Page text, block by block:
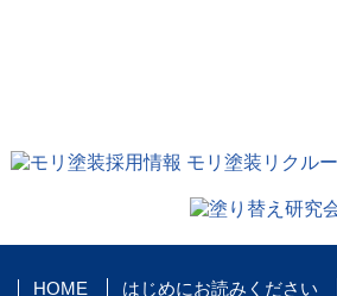
HOME はじめにお読みください